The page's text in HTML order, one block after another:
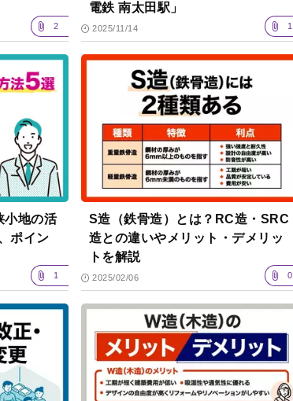
2
電鉄 南太田駅」
2025/11/14 1
小地の活
ポイン
1
S造（鉄骨造）とは？RC造・SRC
造との違いやメリット・デメリッ
トを解説
2025/02/06 0